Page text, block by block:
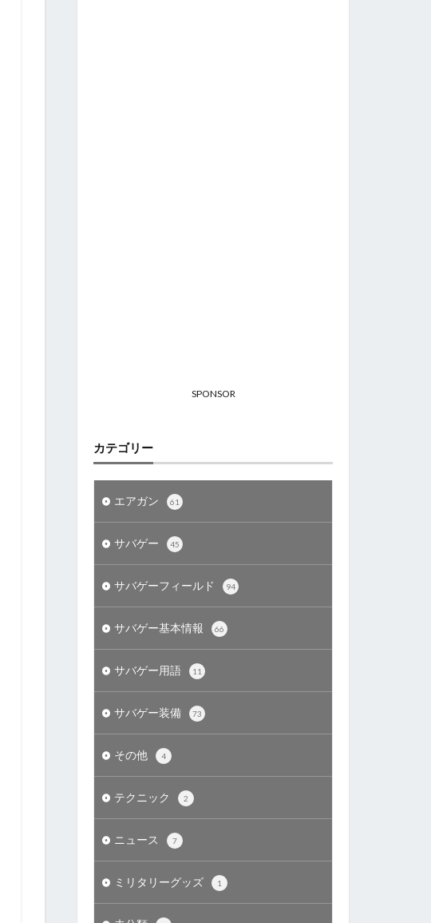
SPONSOR
カテゴリー
エアガン 61
サバゲー 45
サバゲーフィールド 94
サバゲー基本情報 66
サバゲー用語 11
サバゲー装備 73
その他 4
テクニック 2
ニュース 7
ミリタリーグッズ 1